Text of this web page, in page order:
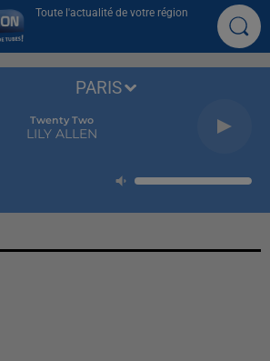
Toute l'actualité de votre région
Twenty Two
LILY ALLEN
PARIS